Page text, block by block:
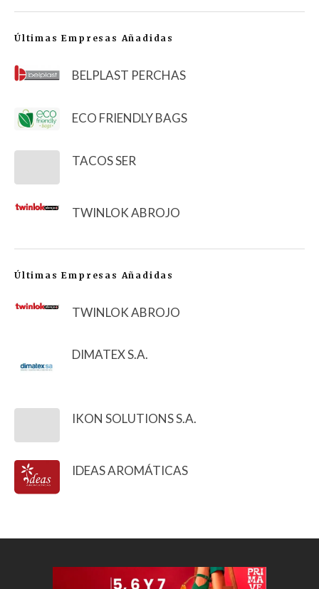
Últimas Empresas Añadidas
BELPLAST PERCHAS
ECO FRIENDLY BAGS
TACOS SER
TWINLOK ABROJO
Últimas Empresas Añadidas
TWINLOK ABROJO
DIMATEX S.A.
IKON SOLUTIONS S.A.
IDEAS AROMÁTICAS